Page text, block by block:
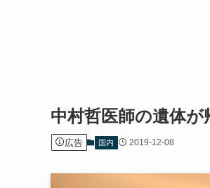
中村哲医師の遺体
広告 国内 2019-12-08